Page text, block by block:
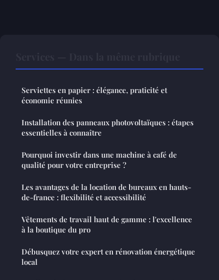
Serviettes en papier : élégance, praticité et
économie réunies
Installation des panneaux photovoltaïques : étapes
essentielles à connaître
Pourquoi investir dans une machine à café de
qualité pour votre entreprise ?
Les avantages de la location de bureaux en hauts-
de-france : flexibilité et accessibilité
Vêtements de travail haut de gamme : l'excellence
à la boutique du pro
Débusquez votre expert en rénovation énergétique
local